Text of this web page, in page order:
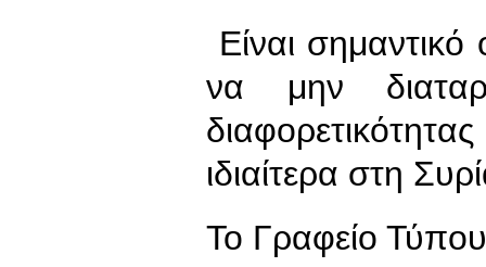
Είναι σημαντικό
να μην
ιδιαίτερα στη
To Γραφείο Τύπου